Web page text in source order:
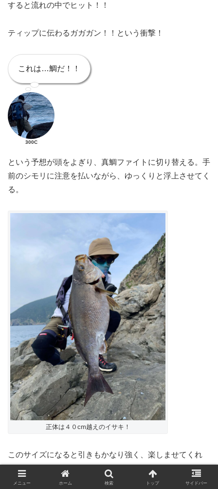
すると流れの中でヒット！！
ティップに伝わるガガガン！！という衝撃！
これは…鯛だ！！
300C
という予想が頭をよぎり、真鯛ファイトに切り替える。手
前のシモリに注意を払いながら、ゆっくりと浮上させてく
る。
正体は４０cm越えのイサキ！
このサイズになると引きもかなり強く、楽しませてくれ
る。
メニュー ホーム 検索 トップ サイドバー